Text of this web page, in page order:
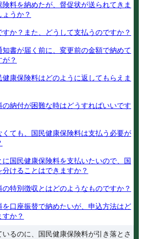
険料を納めたが、督促状が送られてきま
ょうか？
か？また、どうして支払うのですか？
知書が届く前に、変更前の金額で納めて
が？
康保険料はどのように返してもらえま
の納付が困難な時はどうすればいいです
くても、国民健康保険料は支払う必要が
に国民健康保険料を支払いたいので、国
けることはできますか？
の特別徴収とはどのようなものですか？
を口座振替で納めたいが、申込方法はど
か？
いるのに、国民健康保険料が引き落とさ